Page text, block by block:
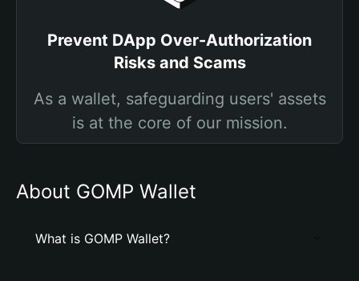
Prevent DApp Over-Authorization
Risks and Scams
As a wallet, safeguarding users' assets
is at the core of our mission.
About GOMP Wallet
What is GOMP Wallet?